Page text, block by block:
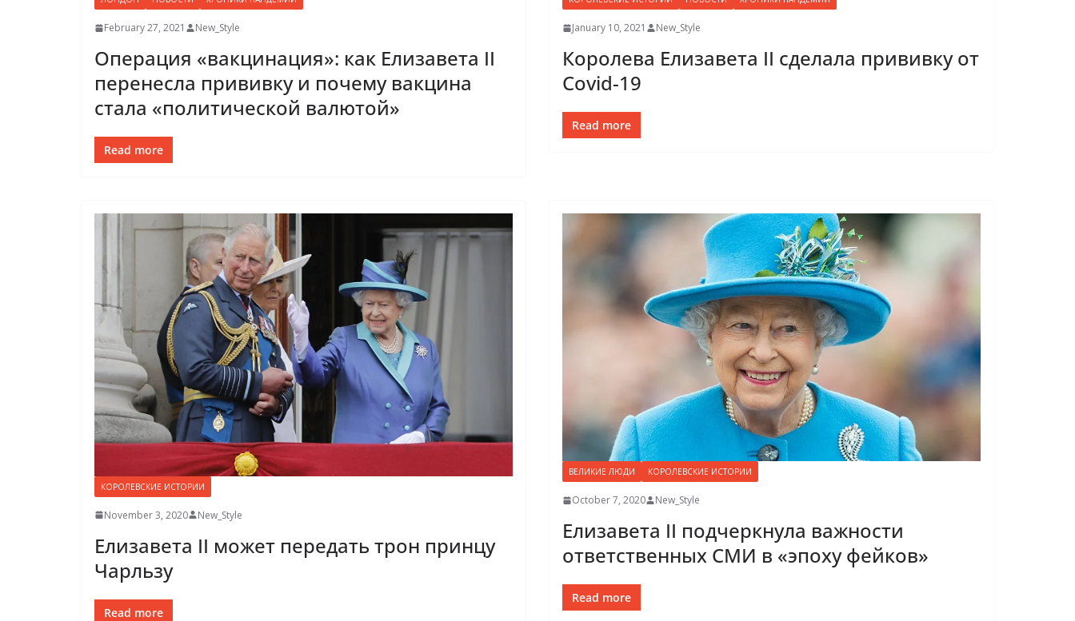
February 27, 2021 New_Style
Операция «вакцинация»: как Елизавета II
перенесла прививку и почему вакцина
стала «политической валютой»
Read more
January 10, 2021 New_Style
Королева Елизавета II сделала прививку от
Covid-19
Read more
КОРОЛЕВСКИЕ ИСТОРИИ
November 3, 2020 New_Style
Елизавета II может передать трон принцу
Чарльзу
Read more
ВЕЛИКИЕ ЛЮДИ КОРОЛЕВСКИЕ ИСТОРИИ
October 7, 2020 New_Style
Елизавета II подчеркнула важности
ответственных СМИ в «эпоху фейков»
Read more